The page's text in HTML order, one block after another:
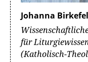
Johanna
für
(Katholisch-